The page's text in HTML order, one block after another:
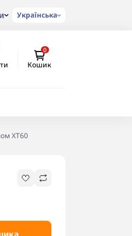
Українська
0
Кошик
XT60